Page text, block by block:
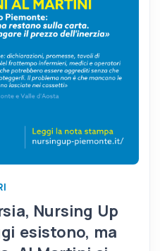
Nursing Up
esistono, ma